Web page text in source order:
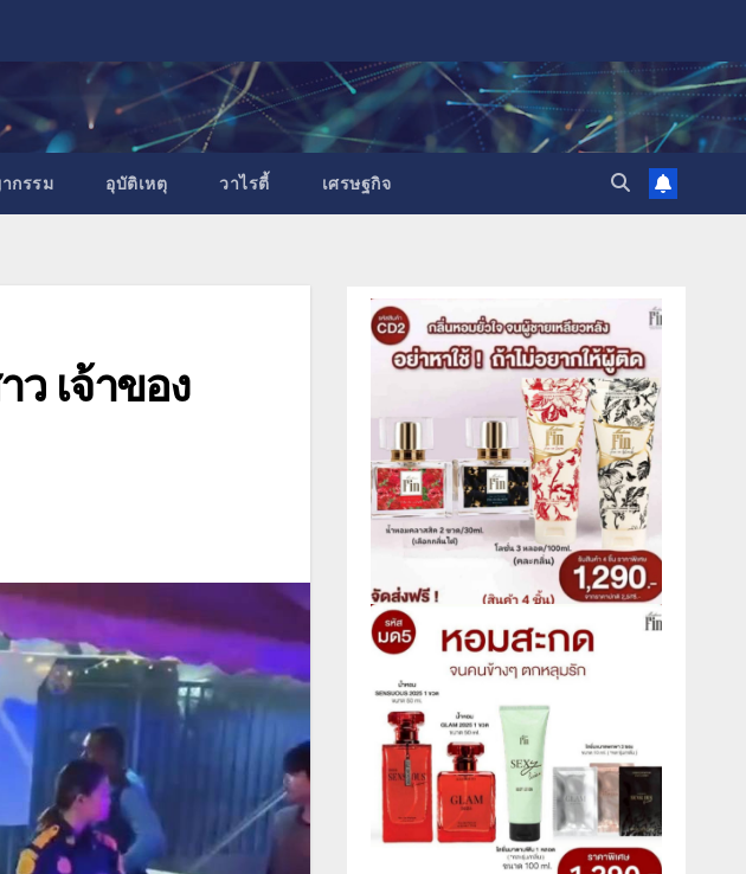
กรรม อุบัติเหตุ วาไรตี้ เศรษฐกิจ
เจ้าของ